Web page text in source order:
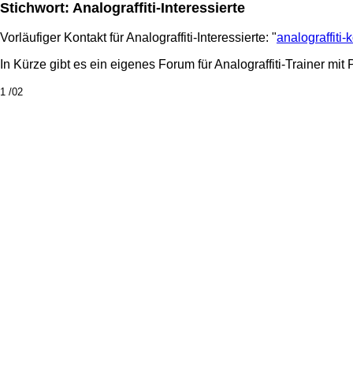
Stichwort: Analograffiti-Interessierte
Vorläufiger Kontakt für Analograffiti-Interessierte: "analograffiti-
In Kürze gibt es ein eigenes Forum für Analograffiti-Trainer mit
1 /02